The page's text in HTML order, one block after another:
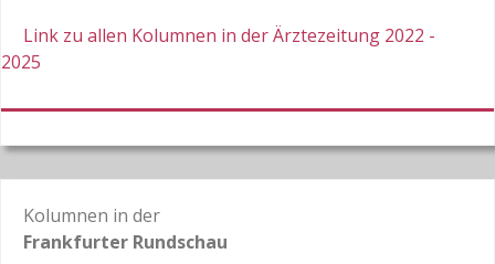
Link zu allen Kolumnen in der Ärztezeitung 2022 -
2025
Kolumnen in der
Frankfurter Rundschau